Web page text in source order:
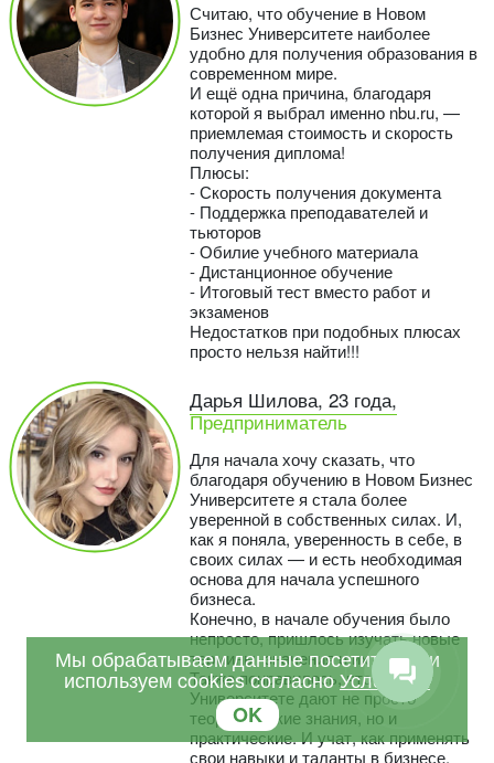
Считаю, что обучение в Новом
Бизнес Университете наиболее
удобно для получения образования в
современном мире.
И ещё одна причина, благодаря
которой я выбрал именно nbu.ru, —
приемлемая стоимость и скорость
получения диплома!
Плюсы:
- Скорость получения документа
- Поддержка преподавателей и
тьюторов
- Обилие учебного материала
- Дистанционное обучение
- Итоговый тест вместо работ и
экзаменов
Недостатков при подобных плюсах
просто нельзя найти!!!
Дарья Шилова, 23 года,
Предприниматель
Для начала хочу сказать, что
благодаря обучению в Новом Бизнес
Университете я стала более
уверенной в собственных силах. И,
как я поняла, уверенность в себе, в
своих силах — и есть необходимая
основа для начала успешного
бизнеса.
Конечно, в начале обучения было
непросто, пришлось изучать новые
термины, значения и их суть.
Также понравилось, что в этом
Университете дают не просто
теоретические знания, но и
практические. И учат, как применять
свои навыки и таланты в бизнесе,
Мы обрабатываем данные посетителей и
используем cookies согласноУсловиям
OK